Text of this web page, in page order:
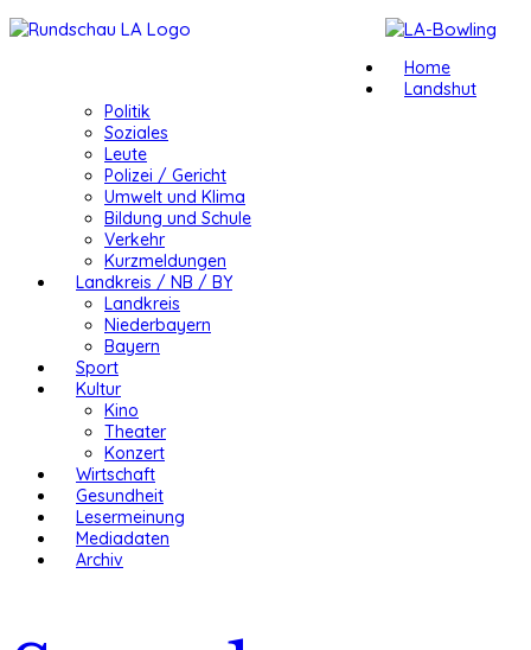
Home
Landshut
Politik
Soziales
Leute
Polizei / Gericht
Umwelt und Klima
Bildung und Schule
Verkehr
Kurzmeldungen
Landkreis / NB / BY
Landkreis
Niederbayern
Bayern
Sport
Kultur
Kino
Theater
Konzert
Wirtschaft
Gesundheit
Lesermeinung
Mediadaten
Archiv